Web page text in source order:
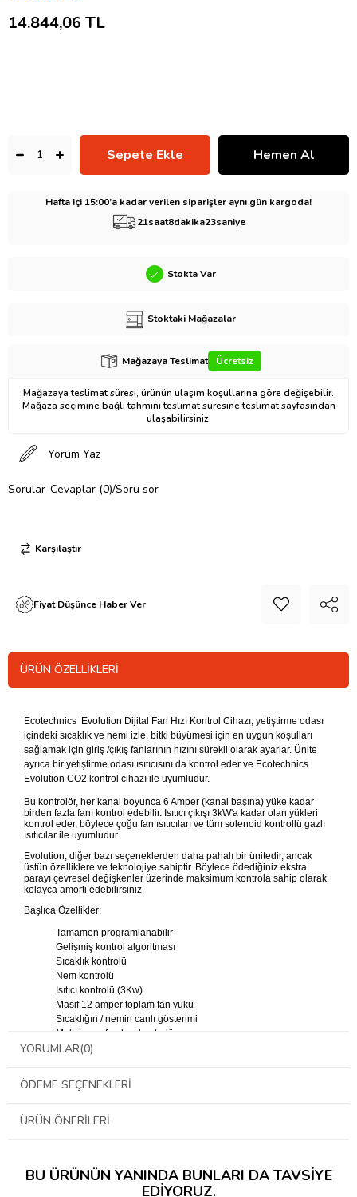
14.844,06 TL
Hafta içi 15:00’a kadar verilen siparişler aynı gün kargoda!
21saat8dakika22saniye
Stokta Var
Stoktaki Mağazalar
Mağazaya Teslimat Ücretsiz
Mağazaya teslimat süresi, ürünün ulaşım koşullarına göre değişebilir.
Mağaza seçimine bağlı tahmini teslimat süresine teslimat sayfasından
ulaşabilirsiniz.
Yorum Yaz
Sorular-Cevaplar (0)/Soru sor
Karşılaştır
Fiyat Düşünce Haber Ver
ÜRÜN ÖZELLIKLERI
Ecotechnics Evolution Dijital Fan Hızı Kontrol Cihazı, yetiştirme odası
içindeki sıcaklık ve nemi izle, bitki büyümesi için en uygun koşulları
sağlamak için giriş /çıkış fanlarının hızını sürekli olarak ayarlar. Ünite
ayrıca bir yetiştirme odası ısıtıcısını da kontrol eder ve Ecotechnics
Evolution CO2 kontrol cihazı ile uyumludur.
Bu kontrolör, her kanal boyunca 6 Amper (kanal başına) yüke kadar
birden fazla fanı kontrol edebilir. Isıtıcı çıkışı 3kW'a kadar olan yükleri
kontrol eder, böylece çoğu fan ısıtıcıları ve tüm solenoid kontrollü gazlı
ısıtıcılar ile uyumludur.
Evolution, diğer bazı seçeneklerden daha pahalı bir ünitedir, ancak
üstün özelliklere ve teknolojiye sahiptir. Böylece ödediğiniz ekstra
parayı çevresel değişkenler üzerinde maksimum kontrola sahip olarak
kolayca amorti edebilirsiniz.
Başlıca Özellikler:
Tamamen programlanabilir
Gelişmiş kontrol algoritması
Sıcaklık kontrolü
Nem kontrolü
Isıtıcı kontrolü (3Kw)
Masif 12 amper toplam fan yükü
Sıcaklığın / nemin canlı gösterimi
Maksimum fan hızı kontrolü
Min fan hızı kontrolü (rölanti hızı)
Evolution CO2 Kontrolörü için arayüz
YORUMLAR(0)
ÖDEME SEÇENEKLERI
ÜRÜN ÖNERILERI
BU ÜRÜNÜN YANINDA BUNLARI DA TAVSIYE
EDIYORUZ.